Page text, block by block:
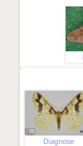
Diagnose